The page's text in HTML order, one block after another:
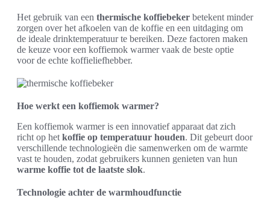
Het gebruik van een thermische koffiebeker betekent minder
zorgen over het afkoelen van de koffie en een uitdaging om
de ideale drinktemperatuur te bereiken. Deze factoren maken
de keuze voor een koffiemok warmer vaak de beste optie
voor de echte koffieliefhebber.
Hoe werkt een koffiemok warmer?
Een koffiemok warmer is een innovatief apparaat dat zich
richt op het koffie op temperatuur houden. Dit gebeurt door
verschillende technologieën die samenwerken om de warmte
vast te houden, zodat gebruikers kunnen genieten van hun
warme koffie tot de laatste slok.
Technologie achter de warmhoudfunctie